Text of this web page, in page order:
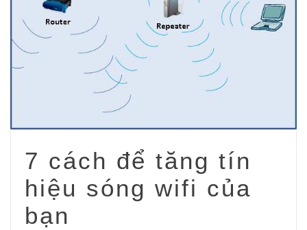
7 cách để tăng tín
hiệu sóng wifi của
bạn